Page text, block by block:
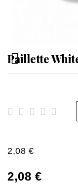
Paillette
    
2,08 €
2,08 €